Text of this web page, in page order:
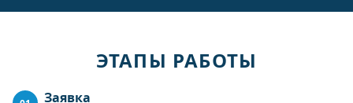
ЭТАПЫ РАБОТЫ
Заявка